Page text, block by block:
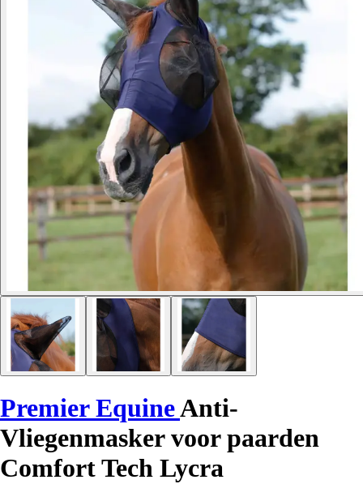
Premier EquineAnti-
Vliegenmasker voor paarden
Comfort Tech Lycra